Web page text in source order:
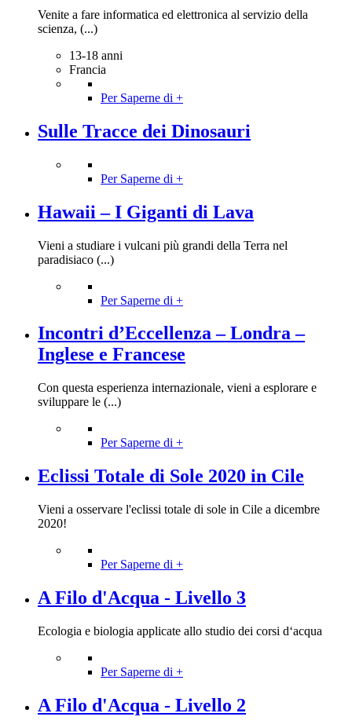
Venite a fare informatica ed elettronica al servizio della
scienza, (...)
13-18 anni
Francia
Per Saperne di +
Sulle Tracce dei Dinosauri
Per Saperne di +
Hawaii – I Giganti di Lava
Vieni a studiare i vulcani più grandi della Terra nel
paradisiaco (...)
Per Saperne di +
Incontri d’Eccellenza – Londra –
Inglese e Francese
Con questa esperienza internazionale, vieni a esplorare e
sviluppare le (...)
Per Saperne di +
Eclissi Totale di Sole 2020 in Cile
Vieni a osservare l'eclissi totale di sole in Cile a dicembre
2020!
Per Saperne di +
A Filo d'Acqua - Livello 3
Ecologia e biologia applicate allo studio dei corsi d‘acqua
Per Saperne di +
A Filo d'Acqua - Livello 2